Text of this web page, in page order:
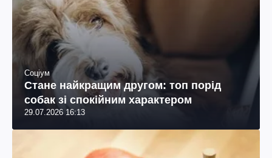
Соціум
Стане найкращим другом: топ порід
собак зі спокійним характером
29.07.2026 16:13